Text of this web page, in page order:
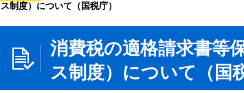
ス制度）について（国税庁）
消費税の適格請求書等
ス制度）について（国